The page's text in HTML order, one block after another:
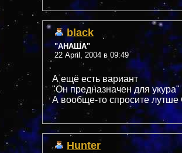
black
"АНАША"
22 April, 2004 в 09:49
А ещё есть вариант
"Он предназначен для укура"
А вообще-то спросите лутше
Hunter